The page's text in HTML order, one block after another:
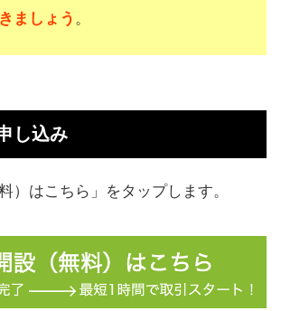
ましょう 。
し込み
）はこちら」をタップします。